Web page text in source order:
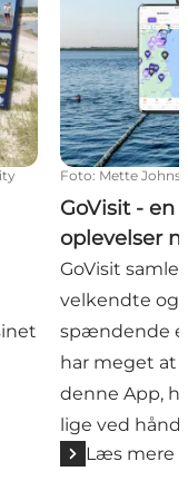
Foto: Mette
GoVisit - en
oplevelser
GoVisit
velkendte og
spændende
har meget at
denne App,
lige ved
Læs mere